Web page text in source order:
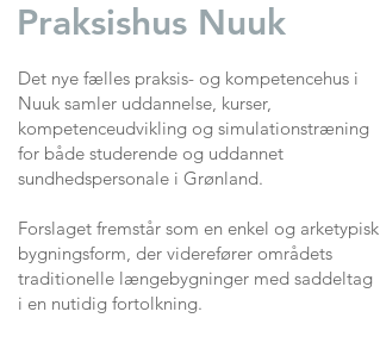
Praksishus Nuuk
Det nye fælles praksis- og kompetencehus i
Nuuk samler uddannelse, kurser,
kompetenceudvikling og simulationstræning
for både studerende og uddannet
sundhedspersonale i Grønland.
Forslaget fremstår som en enkel og arketypisk
bygningsform, der viderefører områdets
traditionelle længebygninger med saddeltag
i en nutidig fortolkning.